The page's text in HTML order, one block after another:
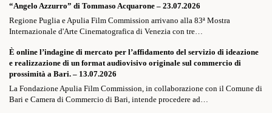
“Angelo Azzurro” di Tommaso Acquarone – 23.07.2026
Regione Puglia e Apulia Film Commission arrivano alla 83ª Mostra
Internazionale d'Arte Cinematografica di Venezia con tre…
È online l’indagine di mercato per l’affidamento del servizio di ideazione
e realizzazione di un format audiovisivo originale sul commercio di
prossimità a Bari. – 13.07.2026
La Fondazione Apulia Film Commission, in collaborazione con il Comune di
Bari e Camera di Commercio di Bari, intende procedere ad…